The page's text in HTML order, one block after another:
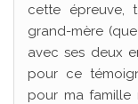
cette épreuve,
grand-mère
avec ses deux
pour ce
pour ma famille